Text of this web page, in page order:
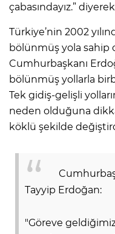
çabasındayız.”
Türkiye’nin 2002
bölünmüş yola sahip
Cumhurbaşkanı
bölünmüş yollarla
Tek gidiş-gelişli
neden olduğuna
köklü şekilde
Tayyip Erdoğan:
"Göreve